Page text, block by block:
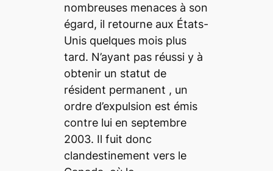
nombreuses menaces à son
égard, il retourne aux États-
Unis quelques mois plus
tard. N’ayant pas réussi y à
obtenir un statut de
résident permanent , un
ordre d’expulsion est émis
contre lui en septembre
2003. Il fuit donc
clandestinement vers le